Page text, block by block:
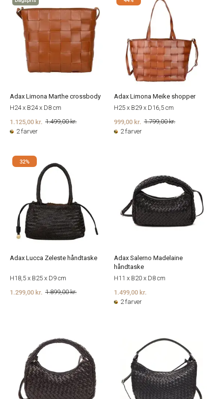
Adax Limona Marthe crossbody
H24 x B24 x D8 cm
1.499,00 kr.
1.125,00 kr.
2 farver
Adax Limona Meike shopper
H25 x B29 x D16,5 cm
1.799,00 kr.
999,00 kr.
2 farver
32%
Adax Lucca Zeleste håndtaske
H18,5 x B25 x D9 cm
1.899,00 kr.
1.299,00 kr.
Adax Salerno Madelaine
håndtaske
H11 x B20 x D8 cm
1.499,00 kr.
2 farver